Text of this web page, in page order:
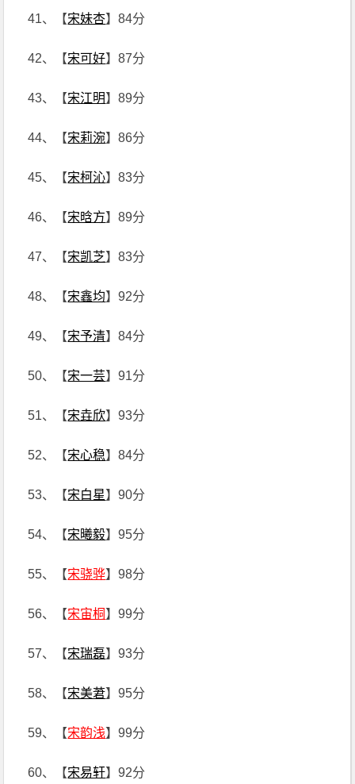
41、【宋妹杏】84分
42、【宋可好】87分
43、【宋江明 】89分
44、【宋莉涴】86分
45、【宋柯沁】83分
46、【宋晗方】89分
47、【宋凯芝 】83分
48、【宋鑫均】92分
49、【宋予清】84分
50、【宋一芸】91分
51、【宋垚欣】93分
52、【宋心稳】84分
53、【宋白星 】90分
54、【宋曦毅】95分
55、【宋骁骅】98分
56、【宋宙桐 】99分
57、【宋瑞磊】93分
58、【宋美莙】95分
59、【宋韵浅】99分
60、【宋易轩】92分